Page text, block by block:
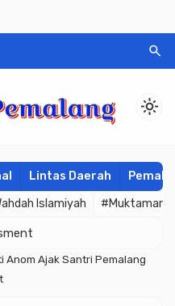
search
light_mode
Lintas Daerah
Islamiyah #Muktamar
Anom Ajak Santri Pemalang